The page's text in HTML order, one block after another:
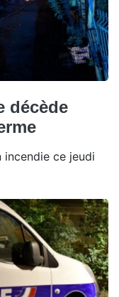
décède
incendie ce jeudi